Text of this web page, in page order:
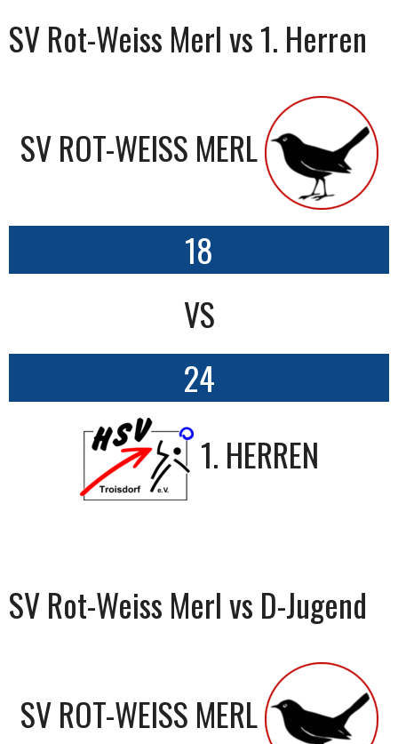
SV Rot-Weiss Merl vs 1. Herren
SV ROT-WEISS MERL
18
VS
24
1. HERREN
SV Rot-Weiss Merl vs D-Jugend
SV ROT-WEISS MERL